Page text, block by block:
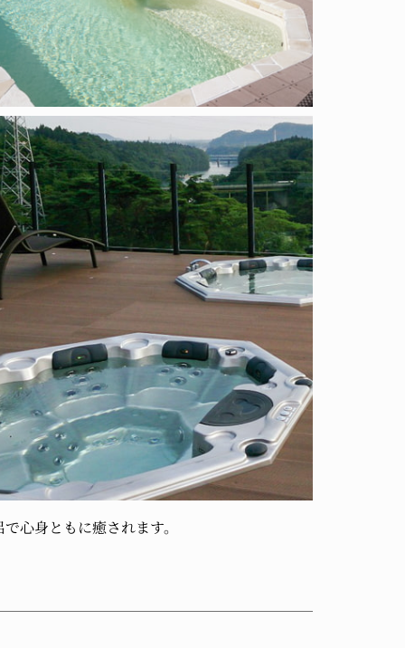
心身ともに癒されます。